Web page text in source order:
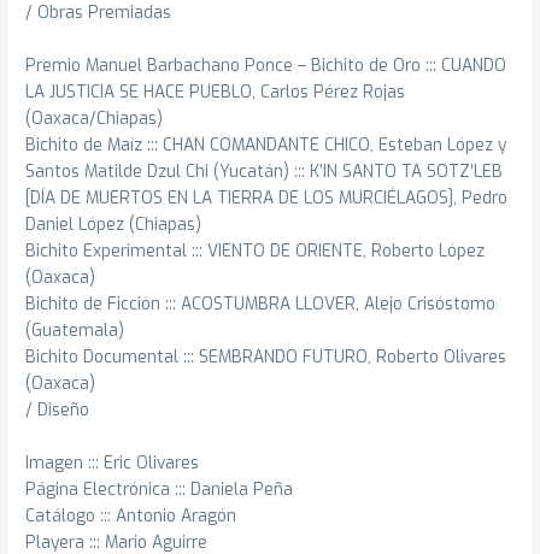
/ Obras Premiadas
Premio Manuel Barbachano Ponce – Bichito de Oro ::: CUANDO
LA JUSTICIA SE HACE PUEBLO, Carlos Pérez Rojas
(Oaxaca/Chiapas)
Bichito de Maíz ::: CHAN COMANDANTE CHICO, Esteban López y
Santos Matilde Dzul Chi (Yucatán) ::: K’IN SANTO TA SOTZ’LEB
[DÍA DE MUERTOS EN LA TIERRA DE LOS MURCIÉLAGOS], Pedro
Daniel López (Chiapas)
Bichito Experimental ::: VIENTO DE ORIENTE, Roberto López
(Oaxaca)
Bichito de Ficción ::: ACOSTUMBRA LLOVER, Alejo Crisóstomo
(Guatemala)
Bichito Documental ::: SEMBRANDO FUTURO, Roberto Olivares
(Oaxaca)
/ Diseño
Imagen ::: Eric Olivares
Página Electrónica ::: Daniela Peña
Catálogo ::: Antonio Aragón
Playera ::: Mario Aguirre